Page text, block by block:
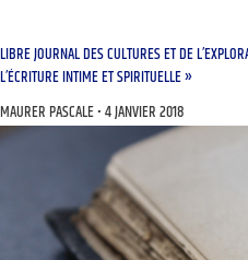
LIBRE JOURNAL DES CULTURES ET DE
L’ÉCRITURE INTIME ET SPIRITUELLE »
MAURER PASCALE 4 JANVIER 2018